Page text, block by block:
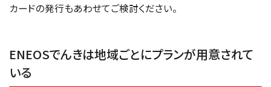
カードの発行もあわせてご検討ください。
ENEOSでんきは地域ごとにプランが用意されて
いる